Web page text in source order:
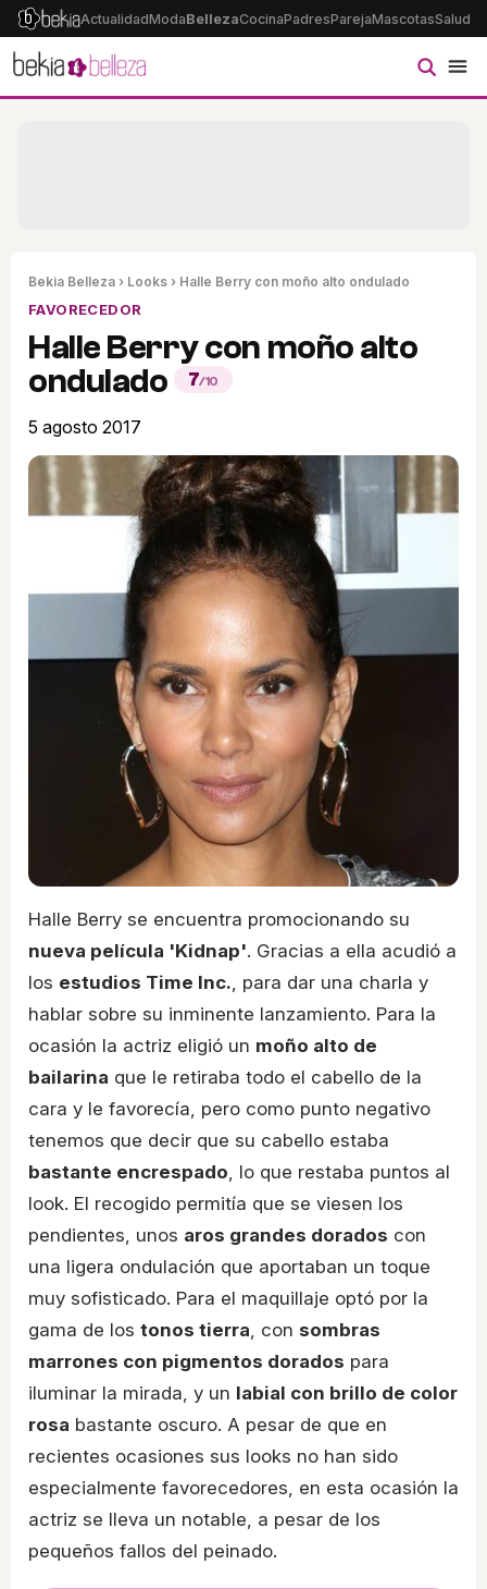
ActualidadModaBellezaCocinaPadresParejaMascotasSalud
Bekia Belleza › Looks › Halle Berry con moño alto ondulado
FAVORECEDOR
Halle Berry con moño alto
ondulado
7/10
5 agosto 2017
Halle Berry se encuentra promocionando su
nueva película 'Kidnap'. Gracias a ella acudió a
los estudios Time Inc., para dar una charla y
hablar sobre su inminente lanzamiento. Para la
ocasión la actriz eligió un moño alto de
bailarina que le retiraba todo el cabello de la
cara y le favorecía, pero como punto negativo
tenemos que decir que su cabello estaba
bastante encrespado, lo que restaba puntos al
look. El recogido permitía que se viesen los
pendientes, unos aros grandes dorados con
una ligera ondulación que aportaban un toque
muy sofisticado. Para el maquillaje optó por la
gama de los tonos tierra, con sombras
marrones con pigmentos dorados para
iluminar la mirada, y un labial con brillo de color
rosa bastante oscuro. A pesar de que en
recientes ocasiones sus looks no han sido
especialmente favorecedores, en esta ocasión la
actriz se lleva un notable, a pesar de los
pequeños fallos del peinado.